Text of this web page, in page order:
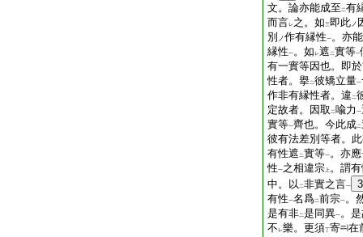
文。論亦能成至 二有
而言レ之。如三即此ノ
別 ノ作有縁性一。亦
縁性一。如 レ遮 二實等一
有一實等因也。即
性者。擧二彼矯立量一
作非有縁性者。違 二
定故者。因取 二喩力 一
實等一齊也。今此成二
彼有法差別等者。
有性遮 二實等一。亦應
性一之相違宗 上 。謂
中。以 二非實之言一
3
有性一名爲二前宗一。
是有非二是同異一。
不 レ樂。更須丁寄
在